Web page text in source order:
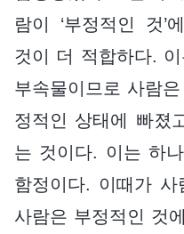
람이 ‘부정적인 것’
것이 더 적합하다.
부속물이므로 사람
정적인 상태에 빠졌
는 것이다. 이는 하
함정이다. 이때가
사람은 부정적인 것